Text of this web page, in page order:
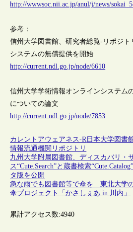
http://wwwsoc.nii.ac.jp/anul/j/news/
参考：
信州大学図書館、研究者総覧-リポジト
システムの無償提供を開始
http://current.ndl.go.jp/node/6610
信州大学学術情報オンラインシステム
についての論文
http://current.ndl.go.jp/node/7853
カレントアウェアネス-R 日本大学図書
情報流通機関リポジトリ
九州大学附属図書館、ディスカバリ・
ス“Cute.Search”と蔵書検索
タ版を公開
急な雨でも図書館等で傘を 東北大学
傘プロジェクト「かさしぇあ in 川内」
累計アクセス数:4940